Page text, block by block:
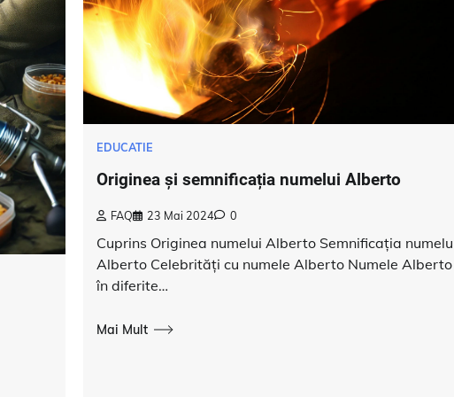
EDUCATIE
Originea și semnificația numelui Alberto
FAQ 23 Mai 2024 0
Cuprins Originea numelui Alberto Semnificația
Alberto Celebrități cu numele Alberto Numele Alberto
în diferite…
Mai Mult